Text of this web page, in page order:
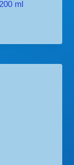
ml